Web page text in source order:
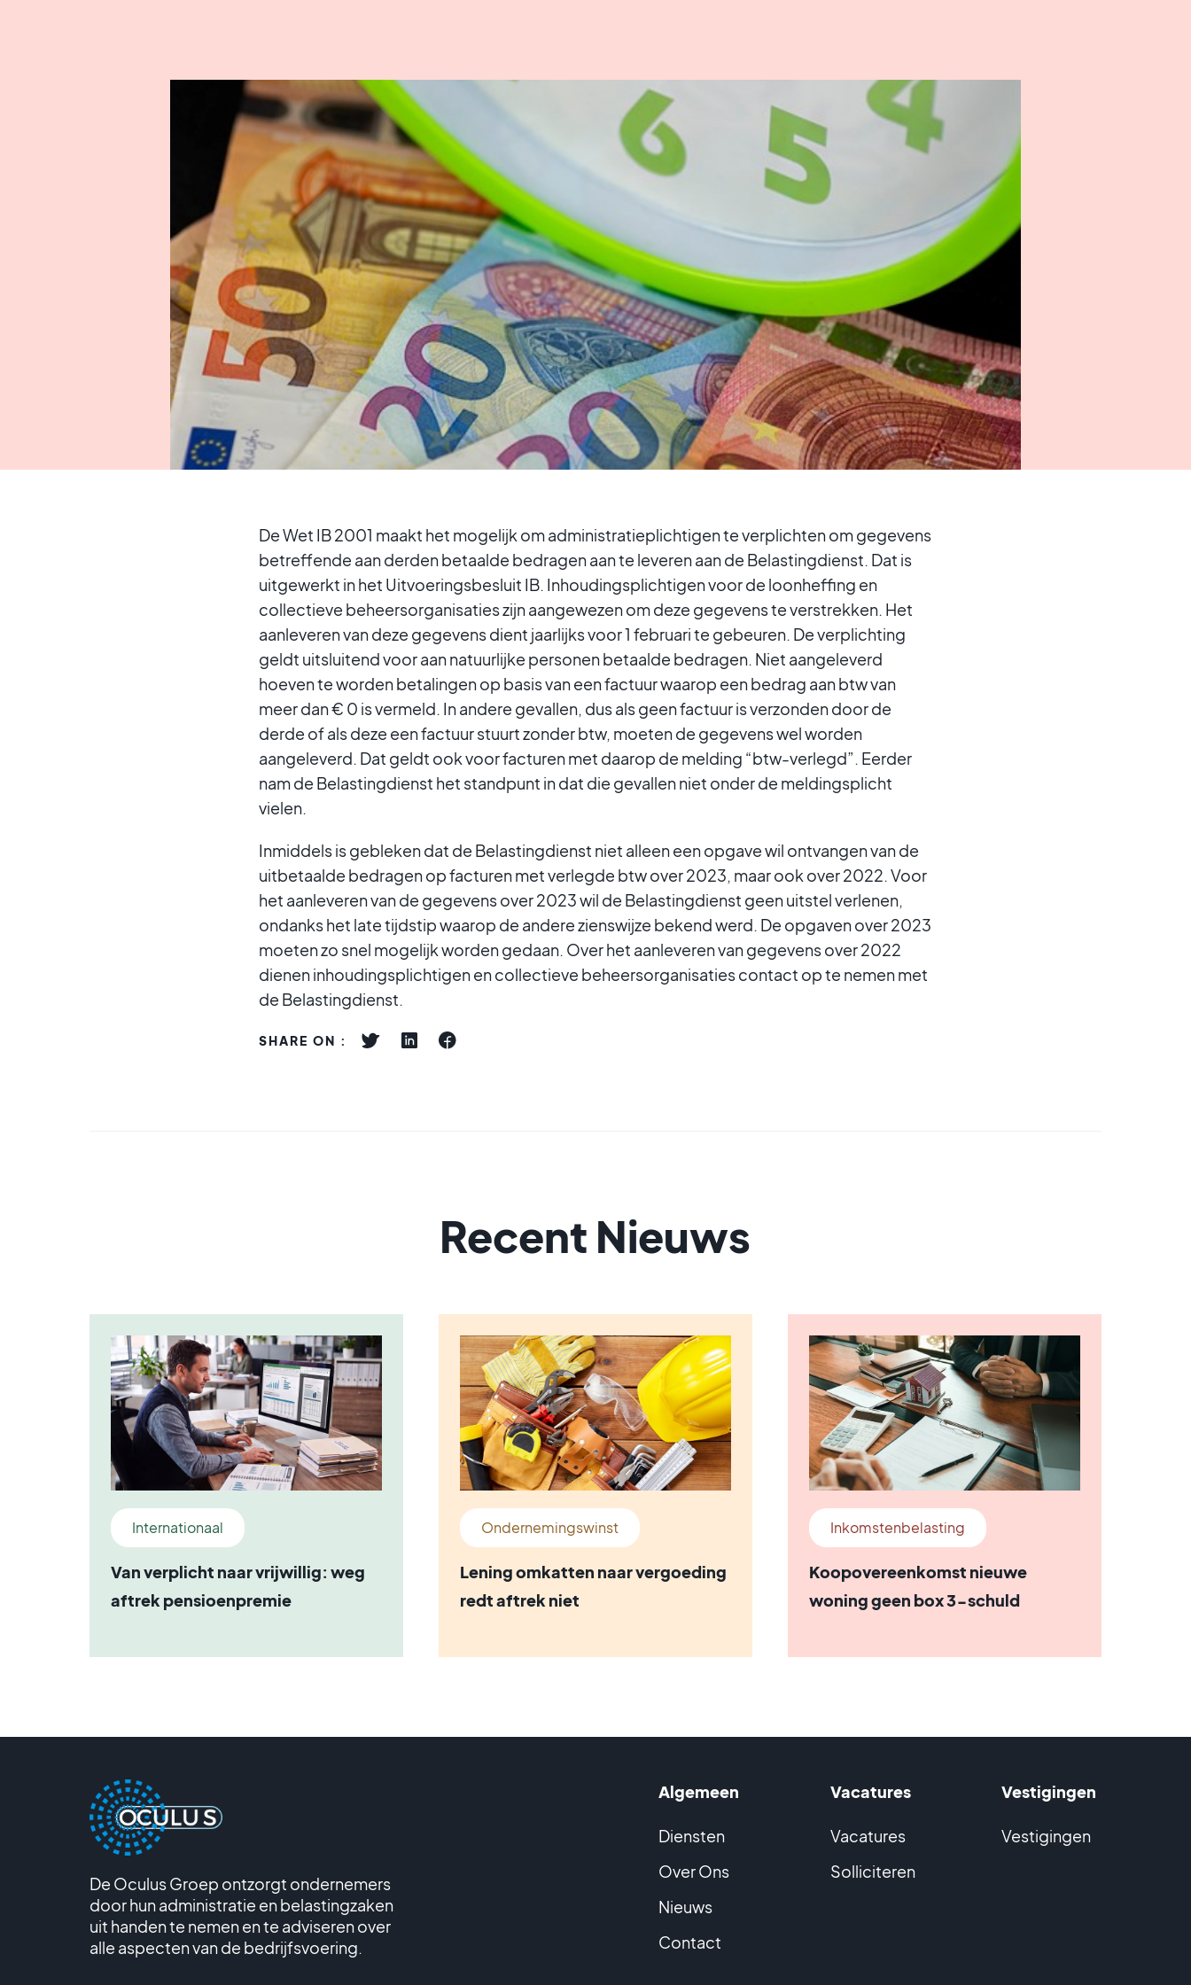
De Wet IB 2001 maakt het mogelijk om administratieplichtigen te verplichten om gegevens
betreffende aan derden betaalde bedragen aan te leveren aan de Belastingdienst. Dat is
uitgewerkt in het Uitvoeringsbesluit IB. Inhoudingsplichtigen voor de loonheffing en
collectieve beheersorganisaties zijn aangewezen om deze gegevens te verstrekken. Het
aanleveren van deze gegevens dient jaarlijks voor 1 februari te gebeuren. De verplichting
geldt uitsluitend voor aan natuurlijke personen betaalde bedragen. Niet aangeleverd
hoeven te worden betalingen op basis van een factuur waarop een bedrag aan btw van
meer dan € 0 is vermeld. In andere gevallen, dus als geen factuur is verzonden door de
derde of als deze een factuur stuurt zonder btw, moeten de gegevens wel worden
aangeleverd. Dat geldt ook voor facturen met daarop de melding “btw-verlegd”. Eerder
nam de Belastingdienst het standpunt in dat die gevallen niet onder de meldingsplicht
vielen.
Inmiddels is gebleken dat de Belastingdienst niet alleen een opgave wil ontvangen van de
uitbetaalde bedragen op facturen met verlegde btw over 2023, maar ook over 2022. Voor
het aanleveren van de gegevens over 2023 wil de Belastingdienst geen uitstel verlenen,
ondanks het late tijdstip waarop de andere zienswijze bekend werd. De opgaven over 2023
moeten zo snel mogelijk worden gedaan. Over het aanleveren van gegevens over 2022
dienen inhoudingsplichtigen en collectieve beheersorganisaties contact op te nemen met
de Belastingdienst.
SHARE ON :
Recent Nieuws
Internationaal
Van verplicht naar vrijwillig: weg
aftrek pensioenpremie
Ondernemingswinst
Lening omkatten naar vergoeding
redt aftrek niet
Inkomstenbelasting
Koopovereenkomst nieuwe
woning geen box 3-schuld
De Oculus Groep ontzorgt ondernemers
door hun administratie en belastingzaken
uit handen te nemen en te adviseren over
alle aspecten van de bedrijfsvoering.
Algemeen
Diensten
Over Ons
Nieuws
Contact
Vacatures
Vacatures
Solliciteren
Vestigingen
Vestigingen